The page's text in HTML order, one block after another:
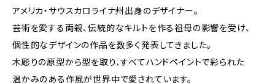
アメリカ・サウスカロライナ州出身のデザイナー。
芸術を愛する両親、伝統的なキルトを作る祖母の影響を受け、
個性的なデザインの作品を数多く発表してきました。
木彫りの原型から型を取り、すべてハンドペイントで彩られた
温かみのある作風が世界中で愛されています。